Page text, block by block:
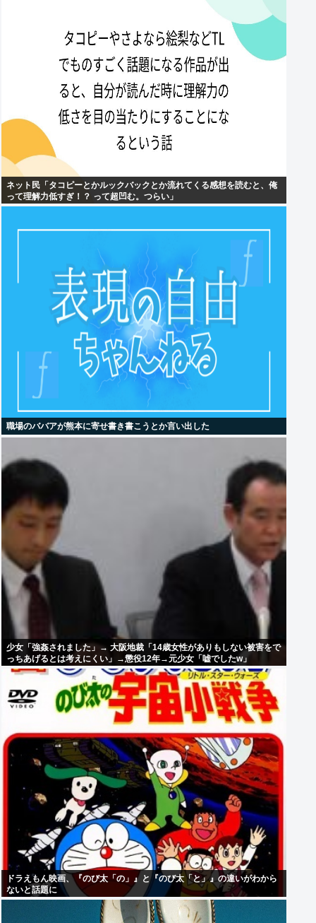
ネット民「タコピーとかルックバックとか流れてくる感想を読むと、俺
って理解力低すぎ！？ って超凹む。つらい」
職場のババアが熊本に寄せ書き書こうとか言い出した
少女「強姦されました」→ 大阪地裁「14歳女性がありもしない被害をで
っちあげるとは考えにくい」→懲役12年→元少女「嘘でしたw」
ドラえもん映画、『のび太「の」』と『のび太「と」』の違いがわから
ないと話題に